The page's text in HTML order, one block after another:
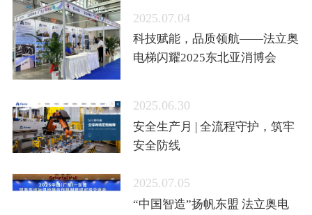
2025.07.04
科技赋能，品质领航——法立奥
电梯闪耀2025东北亚消博会
2025.06.30
安全生产月 | 全流程守护，筑牢
安全防线
2025.07.05
“中国智造”扬帆东盟 法立奥电